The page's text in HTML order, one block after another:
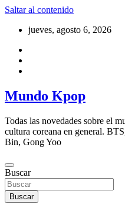
Saltar al contenido
jueves, agosto 6, 2026
Mundo Kpop
Todas las novedades sobre el
cultura coreana en general.
Bin, Gong Yoo
Buscar
Buscar